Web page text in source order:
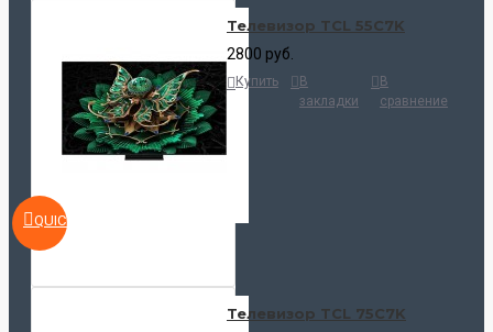
QUICKVIEW
Телевизор TCL 55C7K
2800 руб.
Купить
В
закладки
В
сравнение
Телевизор TCL 75C7K